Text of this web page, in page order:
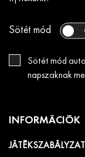
Sötét mód
Sötét mód
napszaknak
INFORMÁCIÓK